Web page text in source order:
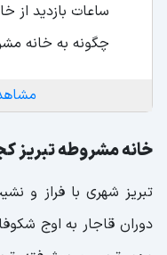
ساعات بازدید از
چگونه به خانه
خانه مشروطه تبریز
تبریز شهری با فراز و
دوران قاجار به اوج